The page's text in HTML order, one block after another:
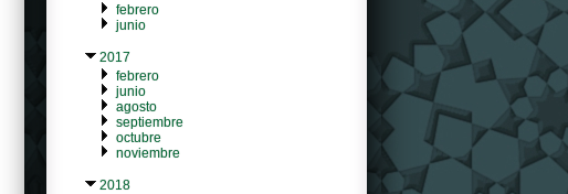
febrero
junio
2017
febrero
junio
agosto
septiembre
octubre
noviembre
2018